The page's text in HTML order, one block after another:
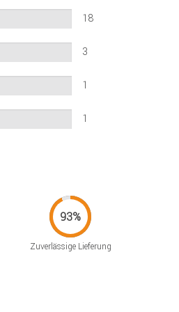
18
3
1
1
Zuverlässige Lieferung